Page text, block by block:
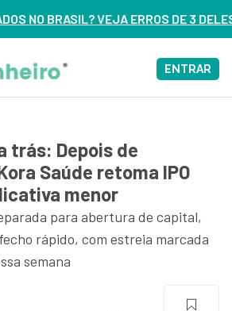
DE 3 DELES – ASSISTA AGORA
ENTRAR
trás: Depois de
Saúde retoma IPO
menor
para abertura de capital,
rápido, com estreia marcada
semana